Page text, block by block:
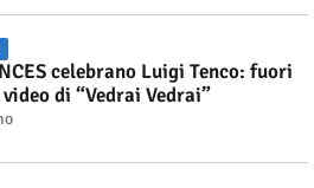
celebrano Luigi Tenco: fuori
di “Vedrai Vedrai”